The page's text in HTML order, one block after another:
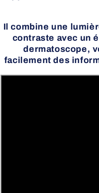
Il combine une
contraste avec un
dermatoscope,
facilement des